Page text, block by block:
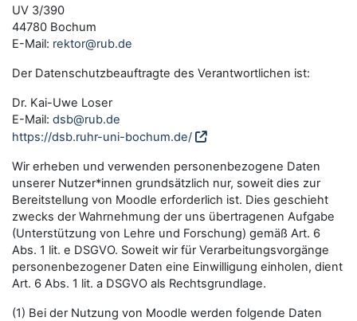
UV 3/390
44780 Bochum
E-Mail: rektor@rub.de
Der Datenschutzbeauftragte des Verantwortlichen ist:
Dr. Kai-Uwe Loser
E-Mail: dsb@rub.de
https://dsb.ruhr-uni-bochum.de/
Wir erheben und verwenden personenbezogene Daten
unserer Nutzer*innen grundsätzlich nur, soweit dies zur
Bereitstellung von Moodle erforderlich ist. Dies geschieht
zwecks der Wahrnehmung der uns übertragenen Aufgabe
(Unterstützung von Lehre und Forschung) gemäß Art. 6
Abs. 1 lit. e DSGVO. Soweit wir für Verarbeitungsvorgänge
personenbezogener Daten eine Einwilligung einholen, dient
Art. 6 Abs. 1 lit. a DSGVO als Rechtsgrundlage.
(1) Bei der Nutzung von Moodle werden folgende Daten